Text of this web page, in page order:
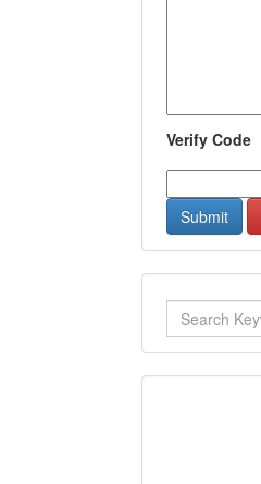
Verify Code
Submit